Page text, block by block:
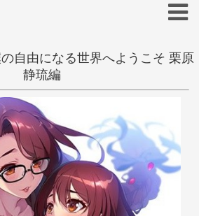
う え
く け こ
す せ そ
つ て
自由になる世界へようこそ 栗原
静琉編
凌辱
ハーレム
吉野恵子